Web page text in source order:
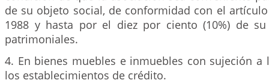
de su objeto social, de conformidad con el
1988 y hasta por el diez por ciento (10%) de
patrimoniales.
4. En bienes muebles e inmuebles con sujeción a
los establecimientos de crédito.